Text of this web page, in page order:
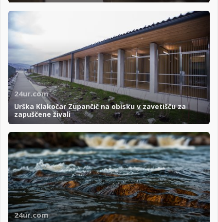
24ur.com
Urška Klakočar Zupančič na obisku v zavetišču za
zapuščene živali
24ur.com